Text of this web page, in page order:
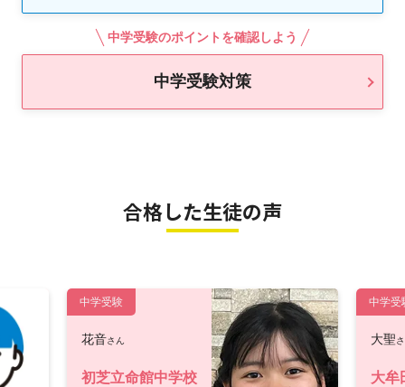
中学受験のポイントを確認しよう
中学受験対策
合格した生徒の声
中学受験
花音さん
初芝立命館中学校
中学受
大聖
大牟